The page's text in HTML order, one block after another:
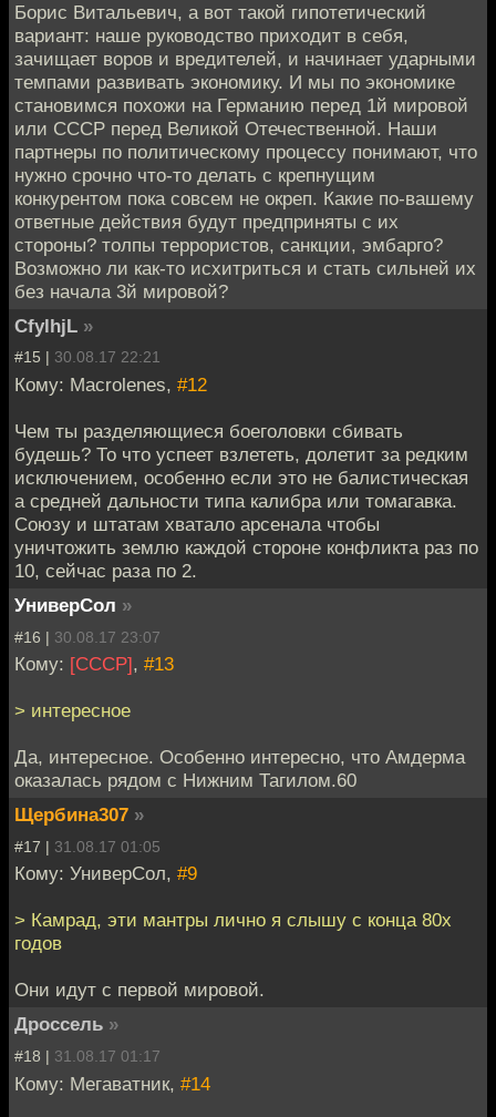
Борис Витальевич, а вот такой гипотетический
вариант: наше руководство приходит в себя,
зачищает воров и вредителей, и начинает ударными
темпами развивать экономику. И мы по экономике
становимся похожи на Германию перед 1й мировой
или СССР перед Великой Отечественной. Наши
партнеры по политическому процессу понимают, что
нужно срочно что-то делать с крепнущим
конкурентом пока совсем не окреп. Какие по-вашему
ответные действия будут предприняты с их
стороны? толпы террористов, санкции, эмбарго?
Возможно ли как-то исхитриться и стать сильней их
без начала 3й мировой?
CfylhjL »
#15 | 30.08.17 22:21
Кому: Macrolenes, #12
Чем ты разделяющиеся боеголовки сбивать
будешь? То что успеет взлететь, долетит за редким
исключением, особенно если это не балистическая
а средней дальности типа калибра или томагавка.
Союзу и штатам хватало арсенала чтобы
уничтожить землю каждой стороне конфликта раз по
10, сейчас раза по 2.
УниверСол »
#16 | 30.08.17 23:07
Кому: [СССР], #13
> интересное
Да, интересное. Особенно интересно, что Амдерма
оказалась рядом с Нижним Тагилом.60
Щербина307 »
#17 | 31.08.17 01:05
Кому: УниверСол, #9
> Камрад, эти мантры лично я слышу с конца 80х
годов
Они идут с первой мировой.
Дроссель »
#18 | 31.08.17 01:17
Кому: Мегаватник, #14